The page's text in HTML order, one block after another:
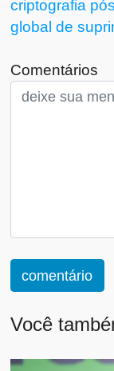
criptografia
global de
Comentários
comentário
Você